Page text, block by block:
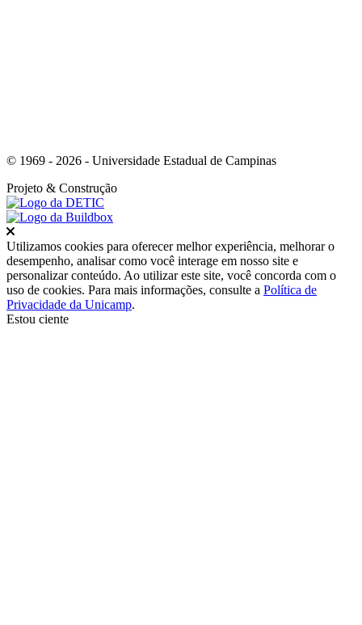
© 1969 - 2026 - Universidade Estadual de Campinas
Projeto & Construção
Fechar
Utilizamos cookies para oferecer melhor experiência, melhorar o
desempenho, analisar como você interage em nosso site e
personalizar conteúdo. Ao utilizar este site, você concorda com o
uso de cookies. Para mais informações, consulte a Política de
Privacidade da Unicamp.
Estou ciente